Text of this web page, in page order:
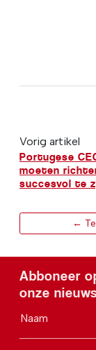
Vorig artikel
Portugese
moeten
succesvol te
←
Abboneer
onze
Naam